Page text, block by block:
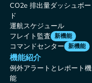
CO2e 排出量ダッシュボー
ド
運航スケジュール
フレイト監査 新機能
コマンドセンター 新機能
機能紹介
例外アラートとレポート機
能